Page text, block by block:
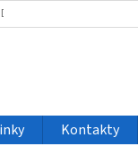
Kontakty